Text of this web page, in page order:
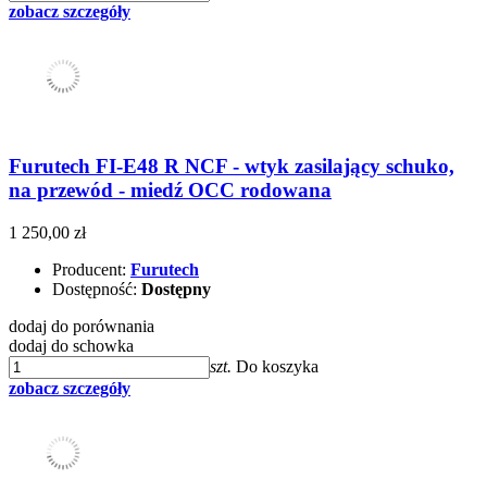
zobacz szczegóły
Furutech FI-E48 R NCF - wtyk zasilający schuko,
na przewód - miedź OCC rodowana
1 250,00 zł
Producent: Furutech
Dostępność: Dostępny
dodaj do porównania
dodaj do schowka
szt. Do koszyka
zobacz szczegóły